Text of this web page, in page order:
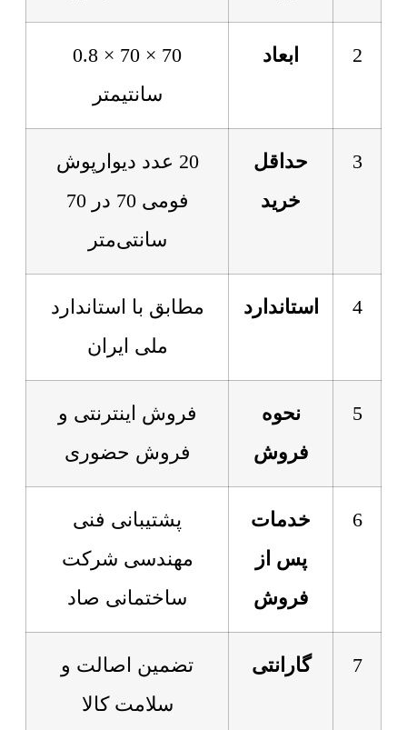
2 ابعاد
70 × 70 × 0.8
سانتیمتر
3
حداقل
خرید
20 عدد دیوارپوش
فومی 70 در 70
سانتی‌متر
4 استاندارد
مطابق با استاندارد
ملی ایران
5
نحوه
فروش
فروش اینترنتی و
فروش حضوری
6
خدمات
پس از
فروش
پشتیبانی فنی
مهندسی شرکت
ساختمانی صاد
7 گارانتی
تضمین اصالت و
سلامت کالا